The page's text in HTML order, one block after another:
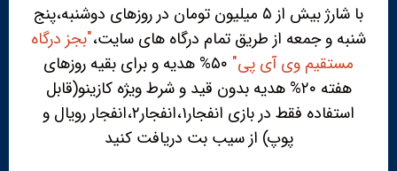
با شارژ بیش از ۵ میلیون تومان در روزهای دوشنبه،پنج
شنبه و جمعه از طریق تمام درگاه های سایت،"بجز درگاه
مستقیم وی آی پی"
۵۰% هدیه و برای بقیه روزهای
هفته ۲۰% هدیه بدون قید و شرط ویژه کازینو(قابل
استفاده فقط در بازی انفجار۱،انفجار۲،انفجار رویال و
پوپ) از سیب بت دریافت کنید